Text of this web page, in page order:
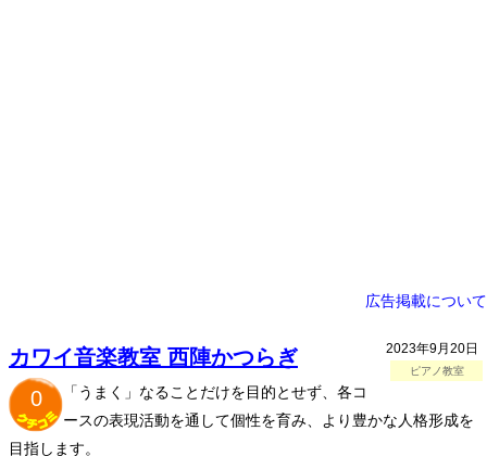
広告掲載について
2023年9月20日
ピアノ教室
カワイ音楽教室 西陣かつらぎ
0
「うまく」なることだけを目的とせず、各コ
ースの表現活動を通して個性を育み、より豊かな人格形成を
目指します。